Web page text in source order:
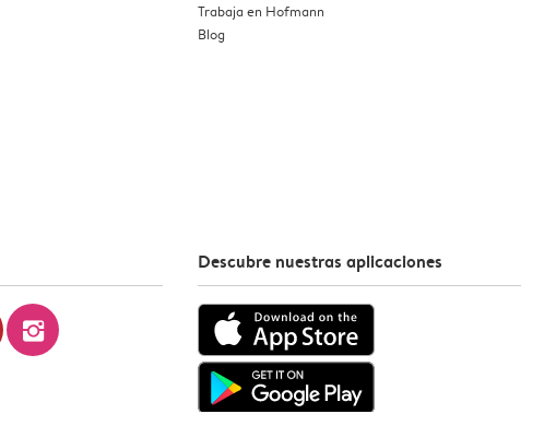
Trabaja en Hofmann
Blog
instagram
Descubre nuestras aplicaciones